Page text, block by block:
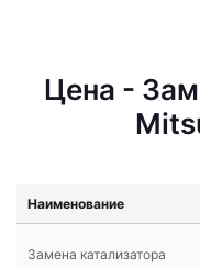
Цена -
Наименование
Замена катализатора